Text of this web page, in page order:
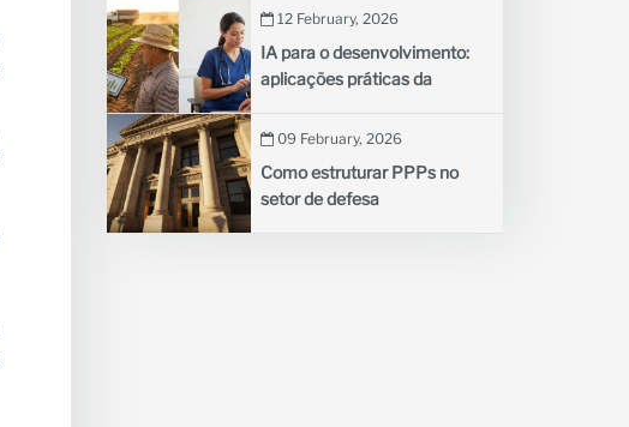
iluminando aldeias remotas
12 February, 2026
IA para o desenvolvimento:
aplicações práticas da
agricultura e na saúde
09 February, 2026
Como estruturar PPPs no
setor de defesa